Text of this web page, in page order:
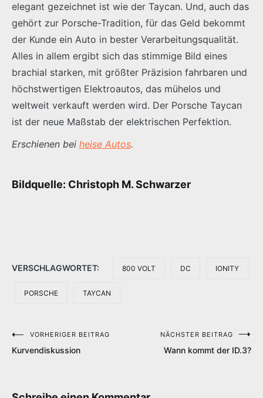
elegant gezeichnet ist wie der Taycan. Und, auch das
gehört zur Porsche-Tradition, für das Geld bekommt
der Kunde ein Auto in bester Verarbeitungsqualität.
Alles in allem ergibt sich das stimmige Bild eines
brachial starken, mit größter Präzision fahrbaren und
höchstwertigen Elektroautos, das mühelos und
weltweit verkauft werden wird. Der Porsche Taycan
ist der neue Maßstab der elektrischen Perfektion.
Erschienen bei heise Autos.
Bildquelle: Christoph M. Schwarzer
VERSCHLAGWORTET: 800 VOLT DC IONITY
PORSCHE TAYCAN
Beitragsnavigation
VORHERIGER BEITRAG
Kurvendiskussion
NÄCHSTER BEITRAG
Wann kommt der ID.3?